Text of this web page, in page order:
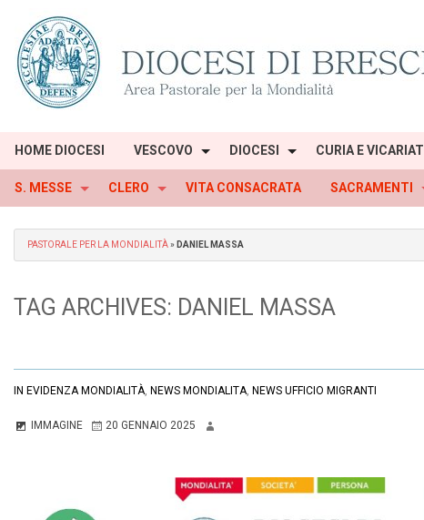
content
HOME DIOCESI VESCOVO DIOCESI CURIA E VICARIATI
S. MESSE CLERO VITA CONSACRATA SACRAMENTI
PASTORALE PER LA MONDIALITÀ» DANIEL MASSA
TAG ARCHIVES: DANIEL MASSA
IN EVIDENZA MONDIALITÀ, NEWS MONDIALITA, NEWS UFFICIO MIGRANTI
IMMAGINE 20 GENNAIO 2025